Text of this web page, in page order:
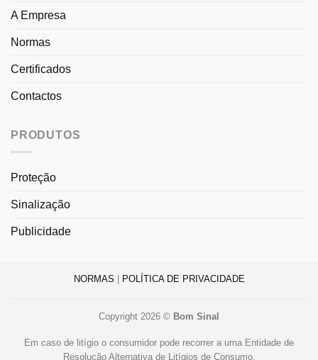
A Empresa
Normas
Certificados
Contactos
PRODUTOS
Proteção
Sinalização
Publicidade
NORMAS POLÍTICA DE PRIVACIDADE
Copyright 2026 © Bom Sinal
Em caso de litígio o consumidor pode recorrer a uma Entidade de
Resolução Alternativa de Litígios de Consumo.